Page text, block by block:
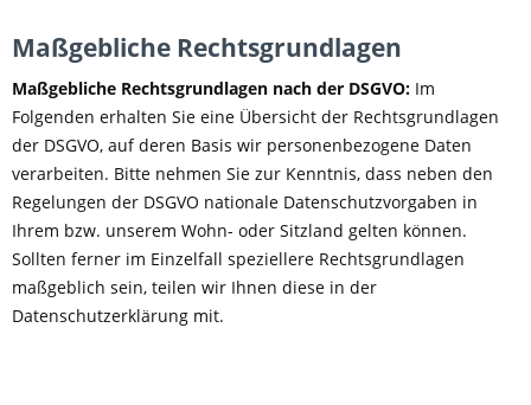
Maßgebliche Rechtsgrundlagen
Maßgebliche Rechtsgrundlagen nach der DSGVO: Im
Folgenden erhalten Sie eine Übersicht der Rechtsgrundlagen
der DSGVO, auf deren Basis wir personenbezogene Daten
verarbeiten. Bitte nehmen Sie zur Kenntnis, dass neben den
Regelungen der DSGVO nationale Datenschutzvorgaben in
Ihrem bzw. unserem Wohn- oder Sitzland gelten können.
Sollten ferner im Einzelfall speziellere Rechtsgrundlagen
maßgeblich sein, teilen wir Ihnen diese in der
Datenschutzerklärung mit.